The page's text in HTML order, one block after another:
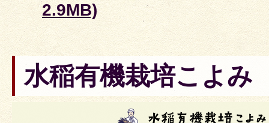
2.9MB)
水稲有機栽培こよみ